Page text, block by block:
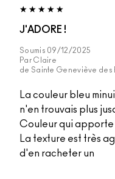
J'ADORE !
Soumis 09/12/2025
Par Claire
de Sainte Geneviève des
La couleur bleu
n'en trouvais plus
Couleur qui apporte
La texture est très
d'en racheter un